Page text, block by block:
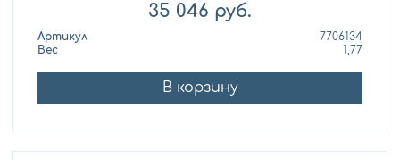
35 046 руб.
Артикул
7706134
Вес
1,77
В корзину